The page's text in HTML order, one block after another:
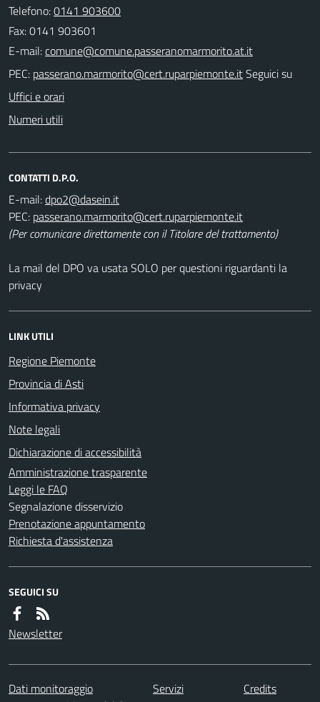
Telefono:0141 903600
Fax: 0141 903601
E-mail:
PEC:
Seguici su
Uffici e orari
Numeri utili
CONTATTI D.P.O.
E-mail:
PEC:
(Per comunicare direttamente con il Titolare del trattamento)
La mail del DPO va usata SOLO per questioni riguardanti la
privacy
LINK UTILI
Regione Piemonte
Provincia di Asti
Informativa privacy
Note legali
Dichiarazione di accessibilità
Amministrazione trasparente
Leggi le FAQ
Segnalazione disservizio
Prenotazione appuntamento
Richiesta d'assistenza
SEGUICI SU
Newsletter
Dati monitoraggio Servizi
Credits